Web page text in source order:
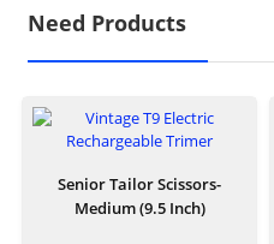
Need Products
Senior Tailor Scissors-
Medium (9.5 Inch)